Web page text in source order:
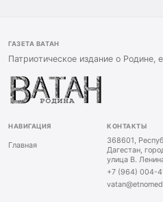
ГАЗЕТА ВАТАН
Патриотическое издание о Родине,
НАВИГАЦИЯ
Главная
КОНТАКТЫ
368601,
Дагестан,
улица В.
+7 (964) 004-